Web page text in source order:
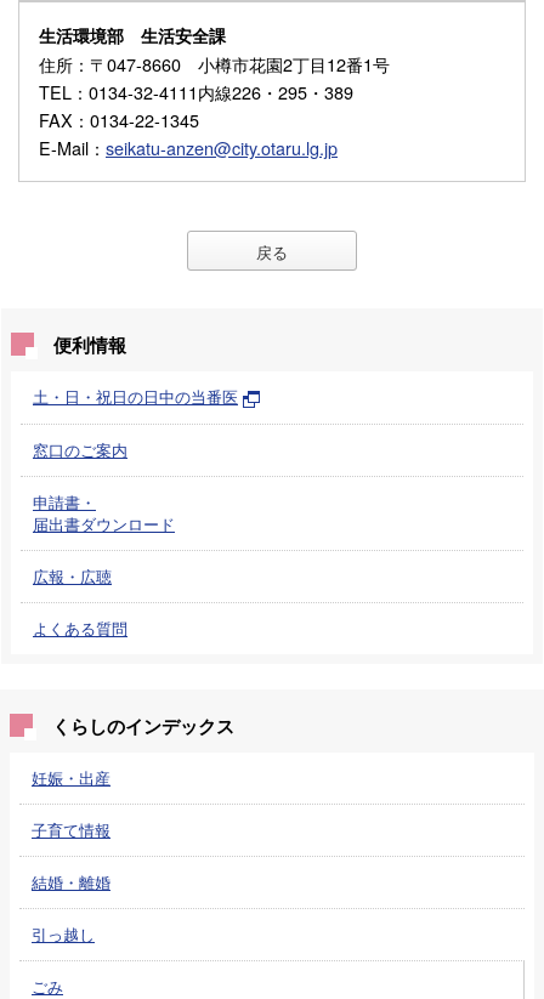
生活環境部 生活安全課
住所 ：〒047-8660 小樽市花園2丁目12番1号
TEL ：0134-32-4111内線226・295・389
FAX ：0134-22-1345
E-Mail ： seikatu-anzen@city.otaru.lg.jp
戻る
便利情報
土・日・祝日の日中の当番医
窓口のご案内
申請書・
届出書ダウンロード
広報・広聴
よくある質問
くらしのインデックス
妊娠・出産
子育て情報
結婚・離婚
引っ越し
ごみ